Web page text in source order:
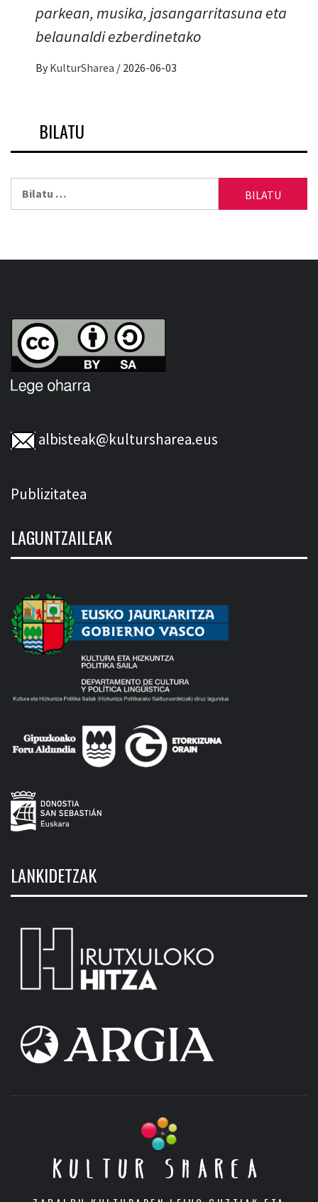
parkean, musika, jasangarritasuna eta
belaunaldi ezberdinetako
By KulturSharea / 2026-06-03
BILATU
albisteak@kultursharea.eus
Publizitatea
LAGUNTZAILEAK
LANKIDETZAK
KULTUR SHAREA